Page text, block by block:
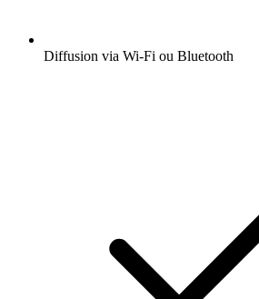
Diffusion via Wi-Fi ou Bluetooth